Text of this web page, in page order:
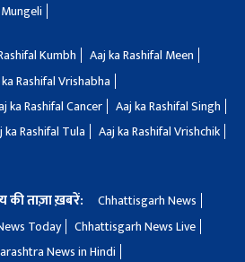
Mungeli
Kumbh
Aaj ka Rashifal Meen
Rashifal Vrishabha
ka Rashifal Cancer
Aaj ka Rashifal Singh
ka Rashifal Tula
Aaj ka Rashifal Vrishchik
की ताज़ा ख़बरें:
Chhattisgarh News
Today
Chhattisgarh News Live
News in Hindi